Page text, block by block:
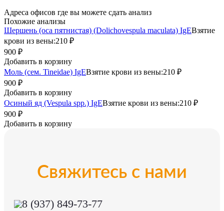
Адреса офисов где вы можете сдать анализ
Похожие анализы
Шершень (оса пятнистая) (Dolichovespula maculata) IgEВзятие
крови из вены:210 ₽
900 ₽
Добавить в корзину
Моль (сем. Tineidae) IgEВзятие крови из вены:210 ₽
900 ₽
Добавить в корзину
Осиный яд (Vespula spp.) IgEВзятие крови из вены:210 ₽
900 ₽
Добавить в корзину
Свяжитесь с нами
8 (937) 849-73-77